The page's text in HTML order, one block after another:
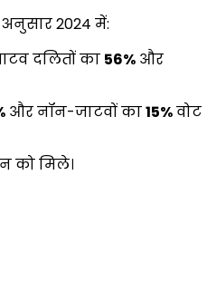
2024 में:
दलितों का 56% और
और नॉन-जाटवों का15%वोट
को मिले।